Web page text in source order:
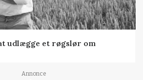
udlægge et røgslør om
Annonce